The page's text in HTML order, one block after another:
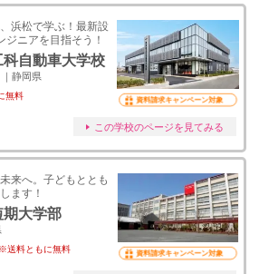
浜松で学ぶ！最新設
ニアを目指そう！
自動車大学校
静岡県
無料 資料請求キャンペーン対象
この学校のページを見てみる
来へ。子どもととも
ます！
期大学部
※送料ともに無料 資料請求キャンペーン対象